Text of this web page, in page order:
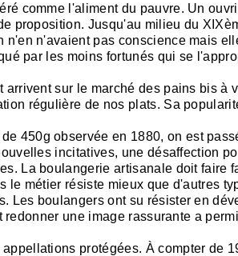
comme l'aliment du pauvre. Un
proposition. Jusqu'au milieu du
n'en n'avaient pas conscience mais
par les moins fortunés qui se
arrivent sur le marché des pains bis
régulière de nos plats. Sa
450g observée en 1880, on est
incitatives, une désaffection
La boulangerie artisanale doit
le métier résiste mieux que d'autres
Les boulangers ont su résister en
une image rassurante a
protégées. À compter de